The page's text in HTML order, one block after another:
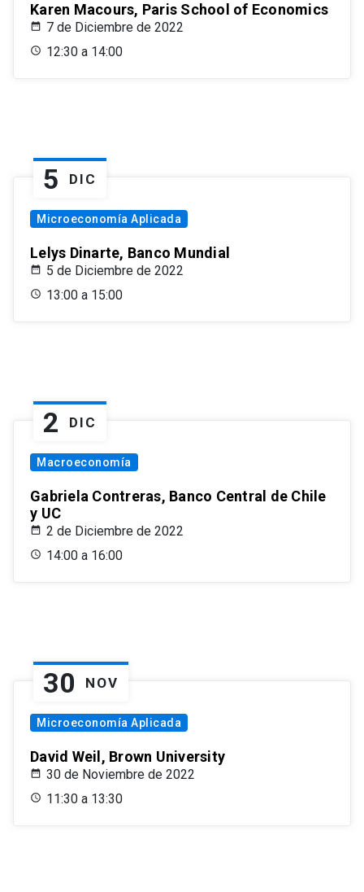
Karen Macours, Paris School of Economics
7 de Diciembre de 2022
12:30 a 14:00
5 DIC
Microeconomía Aplicada
Lelys Dinarte, Banco Mundial
5 de Diciembre de 2022
13:00 a 15:00
2 DIC
Macroeconomía
Gabriela Contreras, Banco Central de Chile
y UC
2 de Diciembre de 2022
14:00 a 16:00
30 NOV
Microeconomía Aplicada
David Weil, Brown University
30 de Noviembre de 2022
11:30 a 13:30